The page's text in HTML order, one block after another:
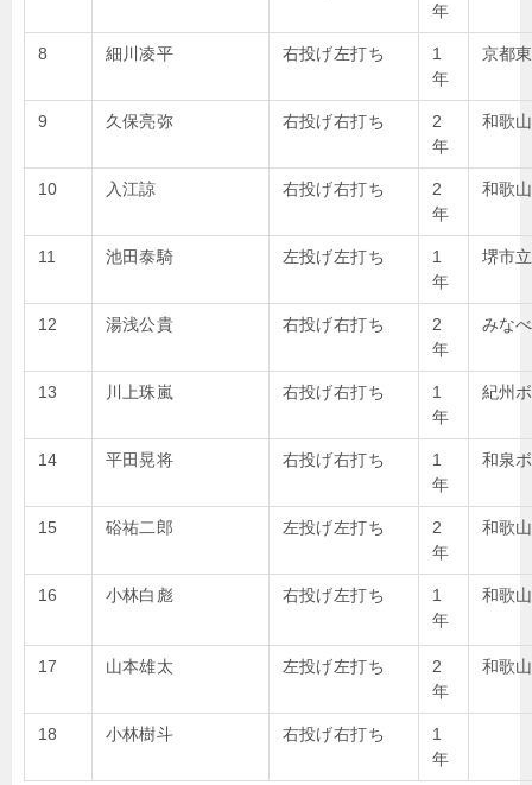
年
8 細川凌平 右投げ左打ち
1
年
京都
9 久保亮弥 右投げ右打ち
2
年
和歌
10 入江諒 右投げ右打ち
2
年
和歌
11 池田泰騎 左投げ左打ち
1
年
堺市
12 湯浅公貴 右投げ右打ち
2
年
みな
13 川上珠嵐 右投げ右打ち
1
年
紀州
14 平田晃将 右投げ右打ち
1
年
和泉
15 硲祐二郎 左投げ左打ち
2
年
和歌
16 小林白彪 右投げ左打ち
1
年
和歌
17 山本雄太 左投げ左打ち
2
年
和歌
18 小林樹斗 右投げ右打ち
1
年